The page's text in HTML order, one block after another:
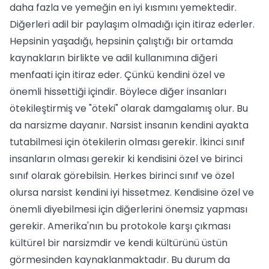
daha fazla ve yemeğin en iyi kısmını yemektedir.
Diğerleri adil bir paylaşım olmadığı için itiraz ederler.
Hepsinin yaşadığı, hepsinin çalıştığı bir ortamda
kaynakların birlikte ve adil kullanımına diğeri
menfaati için itiraz eder. Çünkü kendini özel ve
önemli hissettiği içindir. Böylece diğer insanları
ötekileştirmiş ve "öteki" olarak damgalamış olur. Bu
da narsizme dayanır. Narsist insanın kendini ayakta
tutabilmesi için ötekilerin olması gerekir. İkinci sınıf
insanların olması gerekir ki kendisini özel ve birinci
sınıf olarak görebilsin. Herkes birinci sınıf ve özel
olursa narsist kendini iyi hissetmez. Kendisine özel ve
önemli diyebilmesi için diğerlerini önemsiz yapması
gerekir. Amerika'nın bu protokole karşı çıkması
kültürel bir narsizmdir ve kendi kültürünü üstün
görmesinden kaynaklanmaktadır. Bu durum da